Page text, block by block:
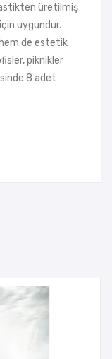
üretilmiş
uygundur.
de estetik
piknikler
8 adet